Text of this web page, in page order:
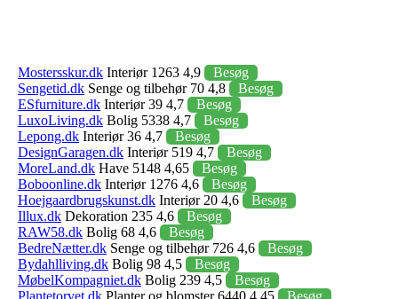
Mostersskur.dk Interiør 1263 4,9
Besøg
Sengetid.dk Senge og tilbehør 70 4,8
Besøg
ESfurniture.dk Interiør 39 4,7
Besøg
LuxoLiving.dk Bolig 5338 4,7
Besøg
Lepong.dk Interiør 36 4,7
Besøg
DesignGaragen.dk Interiør 519 4,7
Besøg
MoreLand.dk Have 5148 4,65
Besøg
Boboonline.dk Interiør 1276 4,6
Besøg
Hoejgaardbrugskunst.dk Interiør 20 4,6
Besøg
Illux.dk Dekoration 235 4,6
Besøg
RAW58.dk Bolig 68 4,6
Besøg
BedreNætter.dk Senge og tilbehør 726 4,6
Besøg
Bydahlliving.dk Bolig 98 4,5
Besøg
MøbelKompagniet.dk Bolig 239 4,5
Besøg
Plantetorvet.dk Planter og blomster 6440 4,45
Besøg